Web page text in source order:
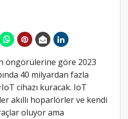
öngörülerine göre 2023
40 milyardan fazla
cihazı kuracak. IoT
akıllı hoparlörler ve kendi
oluyor ama